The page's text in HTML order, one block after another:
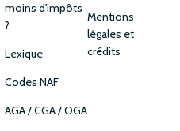
moins d'impôts
?
Lexique
Codes NAF
AGA / CGA / OGA
Mentions
légales et
crédits